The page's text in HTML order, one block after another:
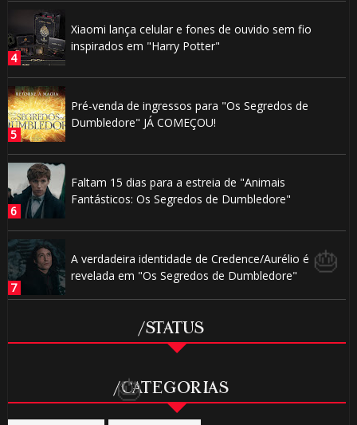
Xiaomi lança celular e fones de ouvido sem fio
inspirados em "Harry Potter"
Pré-venda de ingressos para "Os Segredos de
Dumbledore" JÁ COMEÇOU!
Faltam 15 dias para a estreia de "Animais
Fantásticos: Os Segredos de Dumbledore"
A verdadeira identidade de Credence/Aurélio é
revelada em "Os Segredos de Dumbledore"
/STATUS
/CATEGORIAS
🎂
⚡